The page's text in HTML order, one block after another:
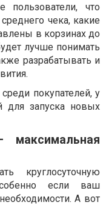
пользователи, что
чека, какие
в корзинах до
лучше понимать
разрабатывать и
покупателей, у
для запуска новых
максимальная
круглосуточную
если ваш
А вот